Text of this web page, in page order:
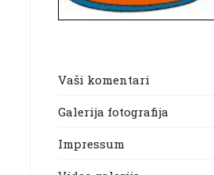
Vaši komentari
Galerija fotografija
Impressum